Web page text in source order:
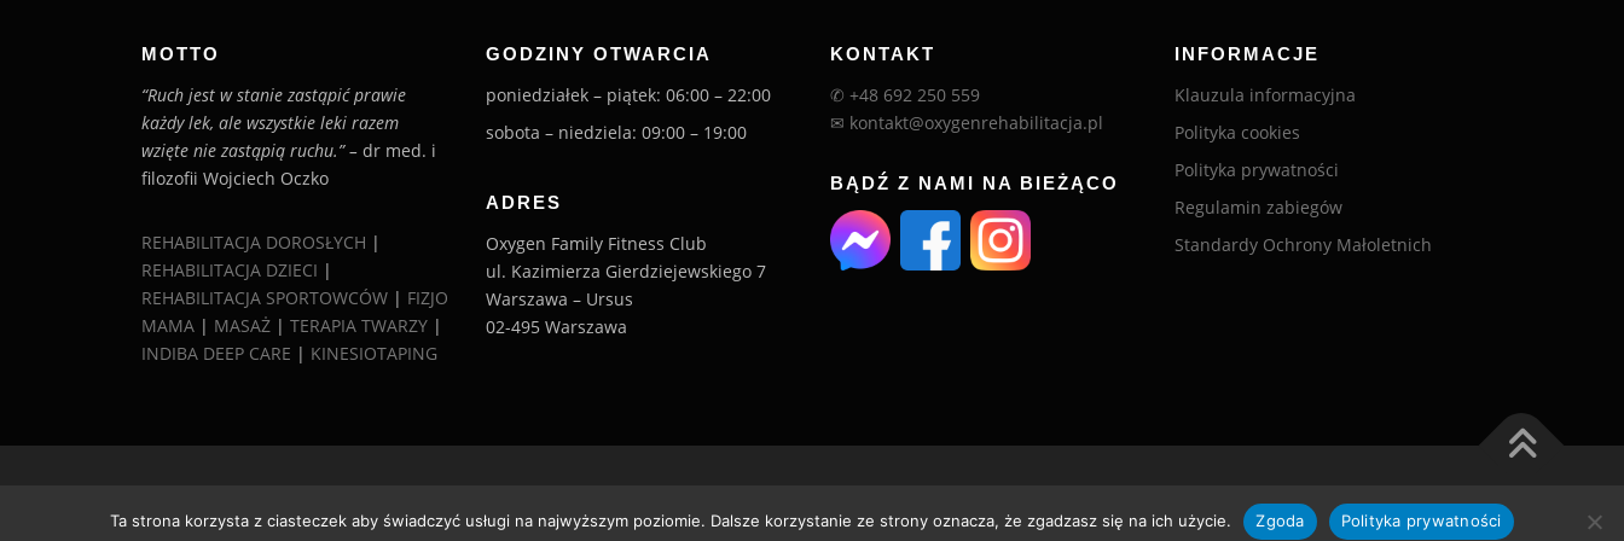
MOTTO
“Ruch jest w stanie zastąpić prawie
każdy lek, ale wszystkie leki razem
wzięte nie zastąpią ruchu.” – dr med. i
filozofii Wojciech Oczko
REHABILITACJA DOROSŁYCH |
REHABILITACJA DZIECI |
REHABILITACJA SPORTOWCÓW | FIZJO
MAMA | MASAŻ | TERAPIA TWARZY |
INDIBA DEEP CARE | KINESIOTAPING
GODZINY OTWARCIA
poniedziałek – piątek: 06:00 – 22:00
sobota – niedziela: 09:00 – 19:00
ADRES
Oxygen Family Fitness Club
ul. Kazimierza Gierdziejewskiego 7
Warszawa – Ursus
02-495 Warszawa
KONTAKT
✆ +48 692 250 559
✉ kontakt@oxygenrehabilitacja.pl
BĄDŹ Z NAMI NA BIEŻĄCO
INFORMACJE
Klauzula informacyjna
Polityka cookies
Polityka prywatności
Regulamin zabiegów
Standardy Ochrony Małoletnich
Ta strona korzysta z ciasteczek aby świadczyć usługi na najwyższym poziomie. Dalsze korzystanie ze strony oznacza, że zgadzasz się na ich użycie. Zgoda Polityka prywatności